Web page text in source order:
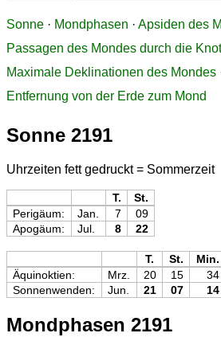
Sonne · Mondphasen · Apsiden des
Passagen des Mondes durch die
Maximale Deklinationen des Mondes
Entfernung von der Erde zum Mond
Sonne 2191
Uhrzeiten fett gedruckt = Sommerzeit
T.
St.
Perigäum:
Jan. 7
09
Apogäum:
Jul. 8 22
T. St. Min.
Äquinoktien:
Mrz. 20 15 34
Sonnenwenden:
Jun. 21 07 14
Mondphasen 2191